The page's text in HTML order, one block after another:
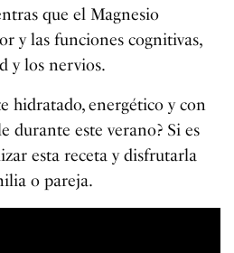
que el Magnesio
y las funciones cognitivas,
y los nervios.
hidratado, energético y con
durante este verano? Si es
esta receta y disfrutarla
o pareja.